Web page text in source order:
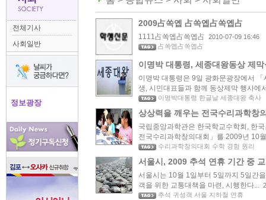
전체기사
사회일반
정보광장
2009占쏙옙 占쏙옙占쏙옙占
1111占쏙옙占쏙옙占 2010-07-09 16:46
占쏙옙占쏙옙占
이명박 대통령, 세종대왕동상 제
이명박 대통령은 9일 광화문광장에서
생, 시민대표들과 함께 동상제막 행사에
이명박대통령 한글날 세종대왕 축사
상상력을 깨우는 전국수리과학창
국립중앙과학관은 한국학교수학회, 한
전국수리과학창의대회」를 2009년 10
수리과학창의대회 수학 경험 원리
서울시, 2009 추석 연휴 기간 중
서울시는 10월 1일부터 5일까지 5일간
객을 위한 교통대책을 마련, 시행한다...
추석 귀성객 서울 지하철 연휴